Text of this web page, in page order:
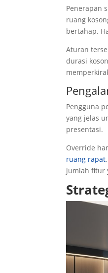
Penerapan
ruang
bertahap.
Aturan
durasi
Pengguna
yang jelas
presentasi.
Override
ruang rapat
jumlah fitur